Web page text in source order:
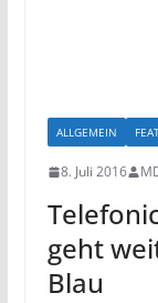
ALLGEMEIN
8. Juli 2016
geht
Blau